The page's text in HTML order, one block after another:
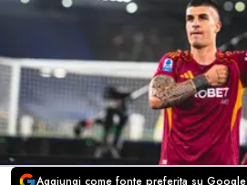
Aggiungi come fonte preferita su Google